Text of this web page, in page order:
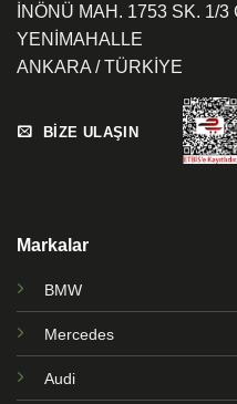
İNÖNÜ MAH. 1753 SK. 1/
YENİMAHALLE
ANKARA / TÜRKİYE
BİZE ULAŞIN
Markalar
BMW
Mercedes
Audi